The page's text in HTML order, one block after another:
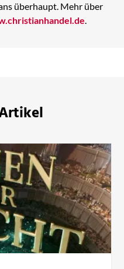
überhaupt. Mehr über
.